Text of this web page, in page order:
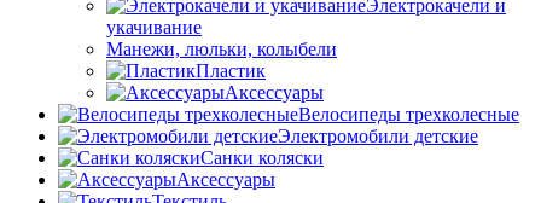
Электрокачели и
укачивание
Манежи, люльки, колыбели
Пластик
Аксессуары
Велосипеды трехколесные
Электромобили детские
Санки коляски
Аксессуары